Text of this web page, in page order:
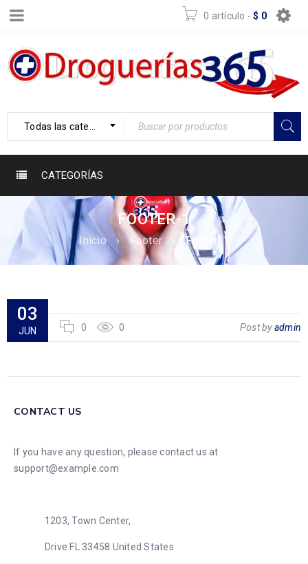
0 artículo - $ 0
Todas las categorías
CATEGORÍAS
FOOTER-1
Inicio › Footer Footer-1
03
JUN 0 0 Post byadmin
CONTACT US
If you have any question, please contact us at
support@example.com
1203, Town Center,
Drive FL 33458 United States